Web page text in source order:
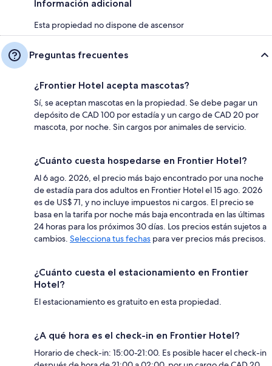
Información adicional
Esta propiedad no dispone de ascensor
Preguntas frecuentes
¿Frontier Hotel acepta mascotas?
Sí, se aceptan mascotas en la propiedad. Se debe pagar un
depósito de CAD 100 por estadía y un cargo de CAD 20 por
mascota, por noche. Sin cargos por animales de servicio.
¿Cuánto cuesta hospedarse en Frontier Hotel?
Al 6 ago. 2026, el precio más bajo encontrado por una noche
de estadía para dos adultos en Frontier Hotel el 15 ago. 2026
es de US$ 71, y no incluye impuestos ni cargos. El precio se
basa en la tarifa por noche más baja encontrada en las últimas
24 horas para los próximos 30 días. Los precios están sujetos a
cambios. Selecciona tus fechas para ver precios más precisos.
¿Cuánto cuesta el estacionamiento en Frontier
Hotel?
El estacionamiento es gratuito en esta propiedad.
¿A qué hora es el check-in en Frontier Hotel?
Horario de check-in: 15:00-21:00. Es posible hacer el check-in